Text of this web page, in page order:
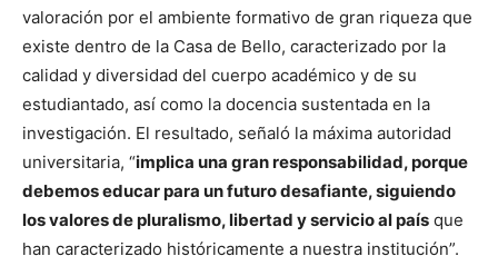
valoración por el ambiente formativo de gran riqueza que
existe dentro de la Casa de Bello, caracterizado por la
calidad y diversidad del cuerpo académico y de su
estudiantado, así como la docencia sustentada en la
investigación. El resultado, señaló la máxima autoridad
universitaria, “implica una gran responsabilidad, porque
debemos educar para un futuro desafiante, siguiendo
los valores de pluralismo, libertad y servicio al país que
han caracterizado históricamente a nuestra institución”.